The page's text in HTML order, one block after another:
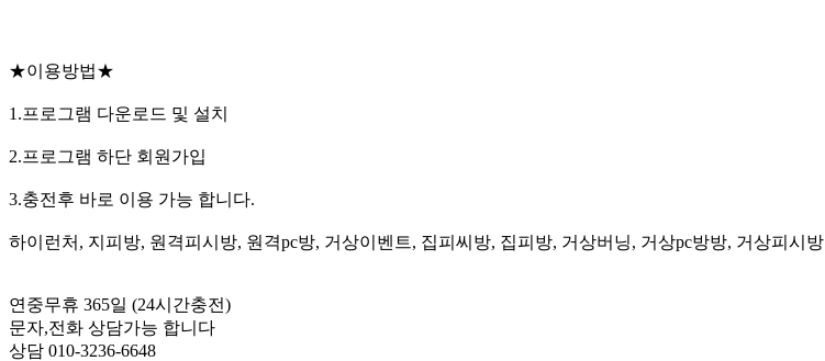
★이용방법★
1.프로그램 다운로드 및 설치
2.프로그램 하단 회원가입
3.충전후 바로 이용 가능 합니다.
하이런처, 지피방, 원격피시방, 원격pc방, 거상이벤트, 집피씨방, 집피방, 거상버닝, 거상pc방방, 거상피시방
연중무휴 365일 (24시간충전)
문자,전화 상담가능 합니다
상담 010-3236-6648